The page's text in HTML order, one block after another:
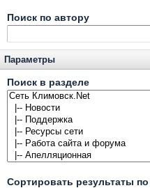
Поиск по автору
Параметры
Поиск в разделе
Сортировать результаты по